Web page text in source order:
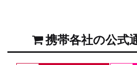
携帯各社の公式